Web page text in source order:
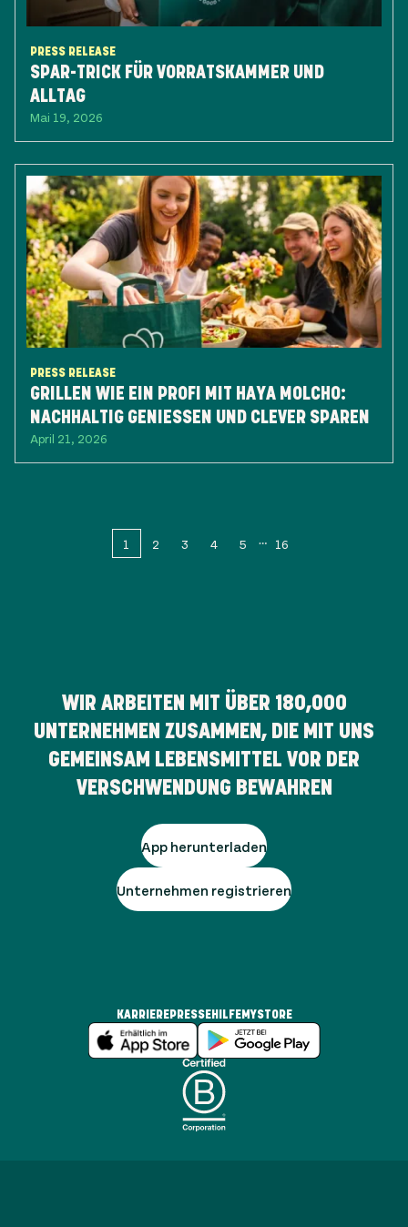
PRESS RELEASE
SPAR-TRICK FÜR VORRATSKAMMER UND
ALLTAG
Mai 19, 2026
PRESS RELEASE
GRILLEN WIE EIN PROFI MIT HAYA MOLCHO:
NACHHALTIG GENIESSEN UND CLEVER SPAREN
April 21, 2026
1 2 3 4 5 16
WIR ARBEITEN MIT ÜBER 180,000
UNTERNEHMEN ZUSAMMEN, DIE MIT UNS
GEMEINSAM LEBENSMITTEL VOR DER
VERSCHWENDUNG BEWAHREN
App herunterladen
Unternehmen registrieren
KARRIEREPRESSEHILFEMYSTORE